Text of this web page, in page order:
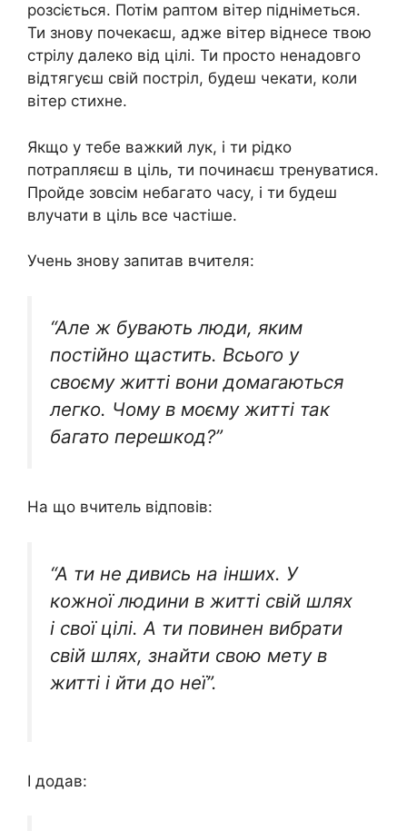
розсіється. Потім раптом вітер підніметься.
Ти знову почекаєш, адже вітер віднесе твою
стрілу далеко від цілі. Ти просто ненадовго
відтягуєш свій постріл, будеш чекати, коли
вітер стихне.
Якщо у тебе важкий лук, і ти рідко
потрапляєш в ціль, ти починаєш тренуватися.
Пройде зовсім небагато часу, і ти будеш
влучати в ціль все частіше.
Учень знову запитав вчителя:
“Але ж бувають люди, яким
постійно щастить. Всього у
своєму житті вони домагаються
легко. Чому в моєму житті так
багато перешкод?”
На що вчитель відповів:
“А ти не дивись на інших. У
кожної людини в житті свій шлях
і свої цілі. А ти повинен вибрати
свій шлях, знайти свою мету в
житті і йти до неї”.
І додав: